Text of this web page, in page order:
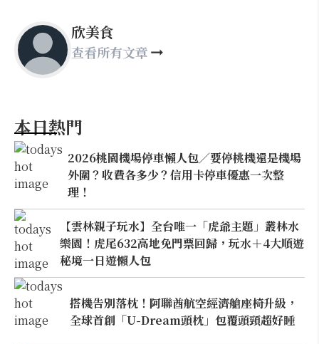
欣美食
查看所有文章
本日熱門
2026桃園機場停車懶人包／要停桃機還是機場
外圍？收費各多少？信用卡停車優惠一次整
理！
【雲林親子玩水】全台唯一「虎爺主題」叢林水
樂園！虎尾632高地免門票回歸，玩水＋4大順遊
秘境一日遊懶人包
搭機告別落枕！阿聯酋航空經濟艙座椅升級，
全球首創「U-Dream頭枕」包覆頭頸超好睡